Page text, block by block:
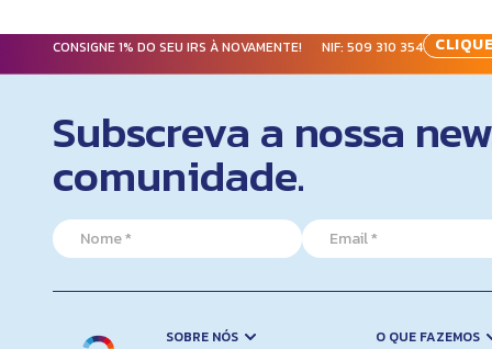
CONSIGNE 1% DO SEU IRS À NOVAMENTE! NIF: 509 310 354
Subscreva a nossa
comunidade.
N
a
e
N
a
e
E
m
i
SOBRE NÓS
O QUE FAZEMOS